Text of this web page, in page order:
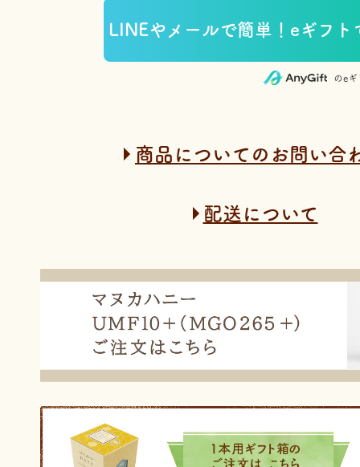
のe
商品についてのお問い合
配送について